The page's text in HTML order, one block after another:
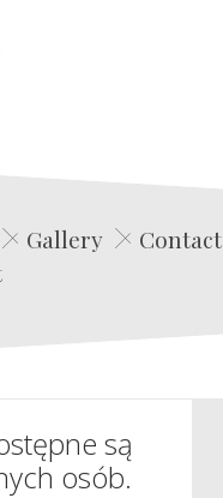
Edwin Film Agencja Aktorska
Gallery
Contact
są
osób.